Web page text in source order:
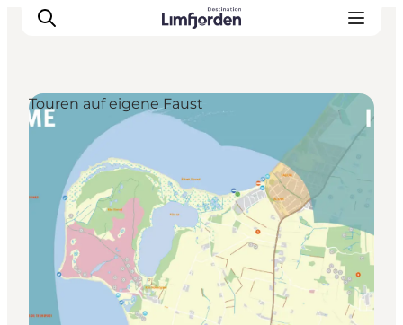
Touren auf eigene Faust